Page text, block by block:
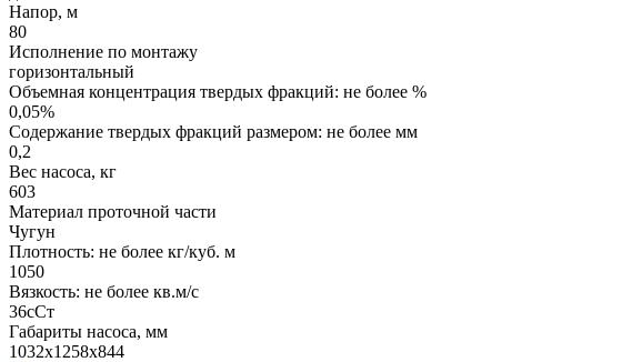
Напор, м
80
Исполнение по монтажу
горизонтальный
Объемная концентрация твердых фракций: не более %
0,05%
Содержание твердых фракций размером: не более мм
0,2
Вес насоса, кг
603
Материал проточной части
Чугун
Плотность: не более кг/куб. м
1050
Вязкость: не более кв.м/с
36сСт
Габариты насоса, мм
1032х1258х844